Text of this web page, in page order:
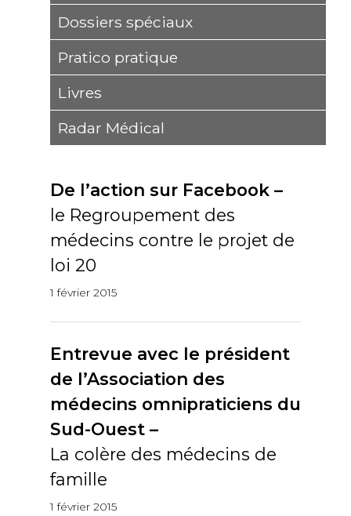
Dossiers spéciaux
Pratico pratique
Livres
Radar Médical
De l’action sur Facebook –
le Regroupement des
médecins contre le projet de
loi 20
1 février 2015
Entrevue avec le président
de l’Association des
médecins omnipraticiens du
Sud-Ouest –
La colère des médecins de
famille
1 février 2015